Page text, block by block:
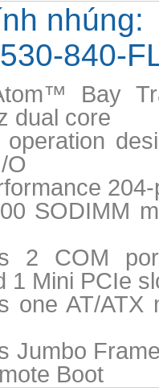
nhúng:
840-
Bay
dual core
operation
O
SODIMM
2 COM
1 Mini PCIe
one AT/ATX
Jumbo
Boot